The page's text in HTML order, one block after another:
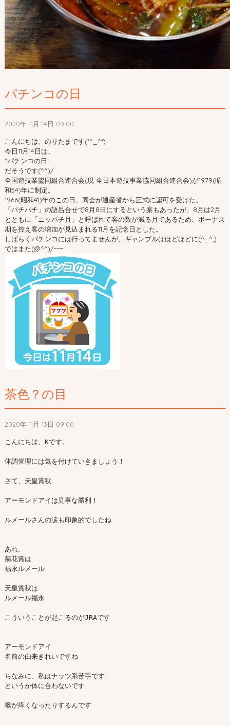
パチンコの日
2020年 11月 14日 09:00
こんにちは、のりたまです(*^_^*)
今日11月14日は、
”パチンコの日”
だそうです(^^)/
全国遊技業協同組合連合会(現 全日本遊技事業協同組合連合会)が1979(昭
和54)年に制定。
1966(昭和41)年のこの日、同会が通産省から正式に認可を受けた。
「パチパチ」の語呂合せで8月8日にするという案もあったが、8月は2月
とともに「ニッパチ月」と呼ばれて客の数が減る月であるため、ボーナス
期を控え客の増加が見込まれる11月を記念日とした。
しばらくパチンコには行ってませんが、ギャンブルはほどほどに(^_^;)
ではまた(@^^)/~~~
茶色？の目
2020年 11月 13日 09:00
こんにちは、Kです。
体調管理には気を付けていきましょう！
さて、天皇賞秋
アーモンドアイは見事な勝利！
ルメールさんの涙も印象的でしたね
あれ、
菊花賞は
福永ルメール
天皇賞秋は
ルメール福永
こういうことが起こるのがJRAです
アーモンドアイ
名前の由来きれいですね
ちなみに、私はナッツ系苦手です
というか体に合わないです
喉が痒くなったりするんです